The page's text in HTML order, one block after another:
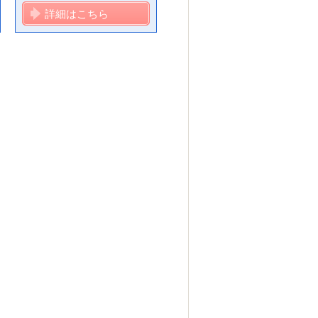
詳細はこちら